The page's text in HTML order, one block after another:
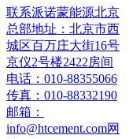
联系派诺蒙能源北京
总部地址：北京市西
城区百万庄大街16号
京仪2号楼2422房间
电话：010-88355066
传真：010-88332190
邮箱：
info@htcement.com网